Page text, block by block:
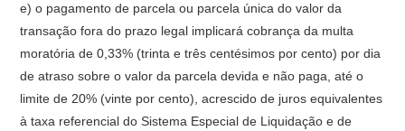
e) o pagamento de parcela ou parcela única do valor da
transação fora do prazo legal implicará cobrança da multa
moratória de 0,33% (trinta e três centésimos por cento) por dia
de atraso sobre o valor da parcela devida e não paga, até o
limite de 20% (vinte por cento), acrescido de juros equivalentes
à taxa referencial do Sistema Especial de Liquidação e de